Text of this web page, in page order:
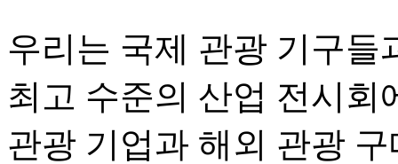
우리는 국제 관광 기구들
최고 수준의 산업 전시회
관광 기업과 해외 관광